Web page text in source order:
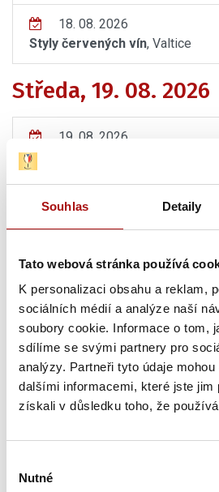
Souhlas Detaily
Tato webová stránka používá
K personalizaci obsahu a reklam,
sociálních médií a analýze naší
soubory cookie. Informace o tom,
sdílíme se svými partnery pro
analýzy. Partneři tyto údaje
dalšími informacemi, které jste jim
získali v důsledku toho, že
souhlasu
Nutné
18. 08. 2026
Styly červených vín, Valtice
Středa, 19. 08. 2026
19. 08. 2026
Exkurze ve Vinařství Fučík
Degustační středa ve Vinařství
19. 08. 2026
Mikulecké búdy s průvodcem
19. 08. 2026
Pravidelné letní degustace
Vinařství Lahofer, Dobšice
Čtvrtek, 20. 08. 2026
VALTICE